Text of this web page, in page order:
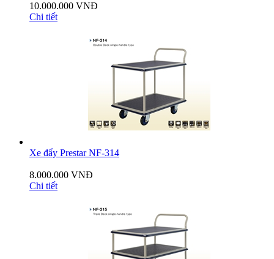
10.000.000 VNĐ
Chi tiết
Xe đẩy Prestar NF-314
8.000.000 VNĐ
Chi tiết